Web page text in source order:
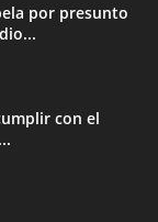
por presunto
con el